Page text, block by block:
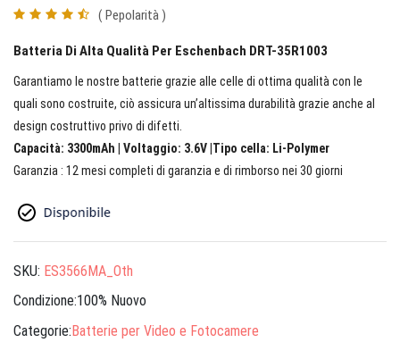
( Pepolarità )
Batteria Di Alta Qualità Per Eschenbach DRT-35R1003
Garantiamo le nostre batterie grazie alle celle di ottima qualità con le
quali sono costruite, ciò assicura un’altissima durabilità grazie anche al
design costruttivo privo di difetti.
Capacità: 3300mAh | Voltaggio: 3.6V |Tipo cella: Li-Polymer
Garanzia : 12 mesi completi di garanzia e di rimborso nei 30 giorni
SKU: ES3566MA_Oth
Condizione:100% Nuovo
Categorie:Batterie per Video e Fotocamere